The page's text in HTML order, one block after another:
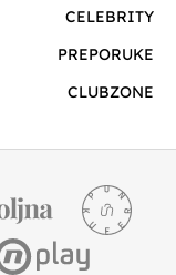
CELEBRITY
PREPORUKE
CLUBZONE